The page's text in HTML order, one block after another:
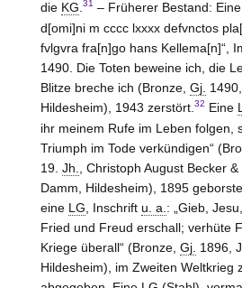
die KG.31 – Früherer Bestand: Eine
d[omi]ni m cccc lxxxx defvnctos
fvlgvra fra[n]go hans Kellema[n]“,
1490. Die Toten beweine ich, die
Blitze breche ich (Bronze, Gj.
Hildesheim), 1943 zerstört.32 Eine
ihr meinem Rufe im Leben folgen,
Triumph im Tode verkündigen“
19. Jh., Christoph August Becker
Damm, Hildesheim), 1895
eine LG, Inschrift u. a.: „Gieb,
Fried und Freud erschall; verhüte
Kriege überall“ (Bronze, Gj. 1896,
Hildesheim), im Zweiten Weltkrieg